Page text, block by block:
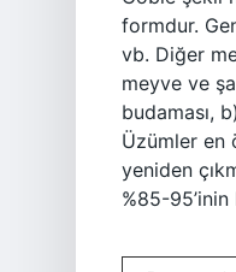
formdur.
vb. Diğer
meyve ve
budaması,
Üzümler en
yeniden
%85-